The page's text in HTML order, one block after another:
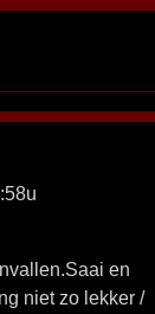
en
niet zo lekker /